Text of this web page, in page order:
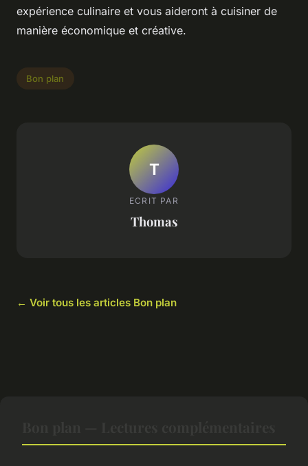
expérience culinaire et vous aideront à cuisiner de
manière économique et créative.
Bon plan
T
ECRIT PAR
Thomas
← Voir tous les articles Bon plan